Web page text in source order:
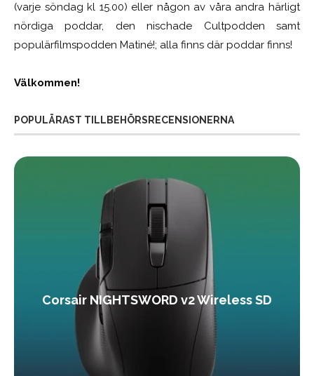
(varje söndag kl 15.00) eller någon av våra andra härligt
nördiga poddar, den nischade Cultpodden samt
populärfilmspodden Matiné!; alla finns där poddar finns!
Välkommen!
POPULÄRAST TILLBEHÖRSRECENSIONERNA
Corsair NIGHTSWORD v2 Wireless SD